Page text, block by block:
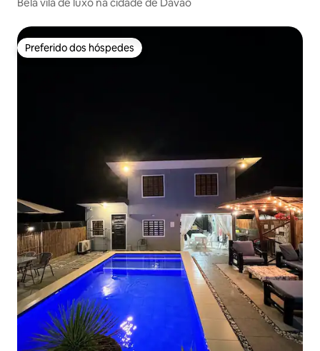
Preferido dos hóspedes
Preferido dos hóspedes